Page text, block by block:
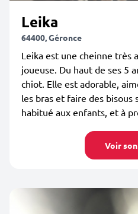
Leika
64400, Géronce
Leika est une cheinne très
joueuse. Du haut de ses 5
chiot. Elle est adorable,
les bras et faire des bisous
habitué aux enfants, et à
Voir